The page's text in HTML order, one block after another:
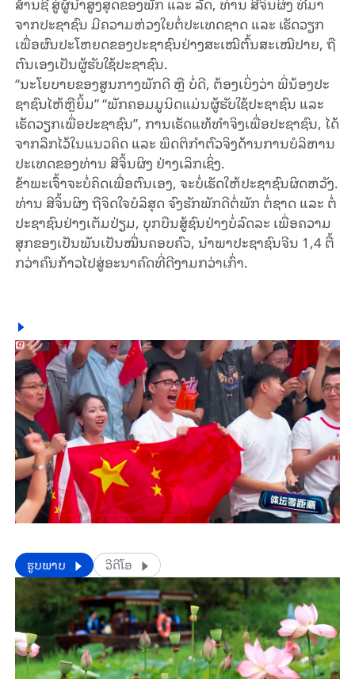
ຈາກປະ​ຊາ​ຊົນ​ ມີ​ຄວາມຫ່ວງ​ໃຍ​ຕໍ່ປະ​ເທດ​ຊາດ ແລະ ເຮັດ​ວຽກ​
ເພື່ອ​ຜົນ​ປະ​ໂຫຍດ​ຂອງ​ປະ​ຊາ​ຊົນ​ຢ່າງ​ສະ​ເໝີ​ຕົ້ນ​ສະ​ເໝີ​ປາຍ, ຖື​
ຕົນ​ເອງ​ເປັນ​ຜູ້​ຮັບ​ໃຊ້ປະ​ຊາ​ຊົນ.
“ນະ​ໂຍ​ບາຍ​ຂອງ​ສູນ​ກາງ​ພັກ​ດີ ຫຼື ບໍ່​ດີ, ຕ້ອງ​ເບິ່ງ​ວ່າ ​ພີ່​ນ້ອງ​ປະ​
ຊາ​ຊົນ​ໄຫ້ຫຼື​ຍິ້ມ” “ພັກ​ຄອມ​ມູ​ນິດ​ແມ່ນ​ຜູ້​ຮັບ​ໃຊ້​ປະ​ຊາ​ຊົນ ແລະ ​
ເຮັດ​ວຽກ​ເພື່ອ​ປະ​ຊາ​ຊົນ”, ການ​ເຮັດ​ແທ້​ທຳ​ຈິງ​ເພື່ອ​ປະ​ຊາ​ຊົນ, ໄດ້​
ຈາກ​ລຶກ​ໄວ້​ໃນ​ແນວ​ຄິດ ແລະ ພຶດ​ຕິ​ກຳ​ຕົວ​ຈິງ​ດ້ານ​ການບໍ​ລິ​ຫານ​
ປະ​ເທດ​ຂອງ​ທ່ານ ສີ​ຈິ້ນ​ຜິງ​ ຢ່າງ​ເລິກ​ເຊິ່ງ.
​ຂ້າ​ພະ​ເຈົ້າ​ຈະ​ບໍ່​ຄິດ​ເພື່ອ​ຕົນ​ເອງ, ຈະ​ບໍ່​ເຮັດ​​ໃຫ້ປະ​ຊາ​ຊົນ​ຜິດ​ຫວັງ.
ທ່ານ ສີ​ຈິ້ນ​ຜິງ ​ຖື​ຈິດ​ໃຈ​ບໍ​ລິ​ສຸດ​ ຈົງ​ຮັກ​ພັກ​ດີ​ຕໍ່​ພັກ ຕໍ່​​ຊາດ ແລະ ຕໍ່
ປະ​ຊາ​ຊົນ​ຢ່າງ​ເຕັມປ່ຽມ, ບຸກ​ບືນ​ສູ້​ຊົນ​ຢ່າງ​ບໍ່​ລົດ​ລະ ​ເພື່ອ​ຄວາມ​
ສຸກ​ຂອງ​ເປັນ​ພັນ​ເປັນ​ໝື່ນ​ຄອບ​ຄົວ, ນຳ​ພາ​ປະ​ຊາ​ຊົນ​ຈີນ 1,4 ຕື້
ກວ່າ​ຄົນ​ກ້າວ​ໄປ​ສູ່​ອະ​ນາ​ຄົດ​ທີ່​ດີ​ງາມກວ່າ​ເກົ່າ.
​​ຮູບພາບ ວີດີໂອ